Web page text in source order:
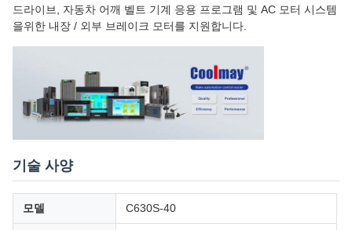
드라이브, 자동차 어깨 벨트 기계 응용 프로그램 및 AC 모터 시스템
을위한 내장 / 외부 브레이크 모터를 지원합니다.
기술 사양
모델 C630S-40